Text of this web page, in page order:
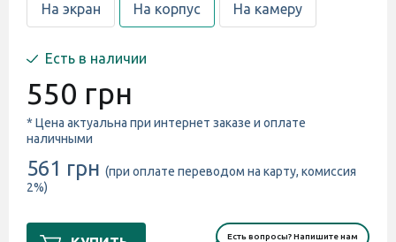
На экран На корпус На камеру
Есть в наличии
550 грн
* Цена актуальна при интернет заказе и оплате
наличными
561 грн (при оплате переводом на карту, комиссия
2%)
Есть вопросы? Напишите нам